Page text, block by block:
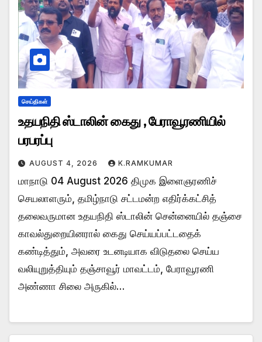
செய்திகள்
உதயநிதி ஸ்டாலின் கைது , பேராவூரணியில்
பரபரப்பு
AUGUST 4, 2026 K.RAMKUMAR
மாநாடு 04 August 2026 திமுக இளைஞரணிச்
செயலாளரும், தமிழ்நாடு சட்டமன்ற எதிர்க்கட்சித்
தலைவருமான உதயநிதி ஸ்டாலின் சென்னையில் தஞ்சை
காவல்துறையினரால் கைது செய்யப்பட்டதைக்
கண்டித்தும், அவரை உடனடியாக விடுதலை செய்ய
வலியுறுத்தியும் தஞ்சாவூர் மாவட்டம், பேராவூரணி
அண்ணா சிலை அருகில்…